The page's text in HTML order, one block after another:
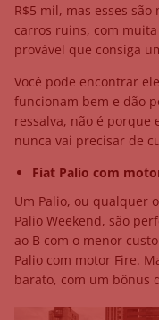
R$5 mil, mas esses
carros ruins, com
provável que consiga
Você pode encontrar
funcionam bem e dão
ressalva, não é porque
nunca vai precisar de
Fiat Palio com
Um Palio, ou qualquer
Palio Weekend, são
ao B com o menor
Palio com motor Fire.
barato, com um bônus